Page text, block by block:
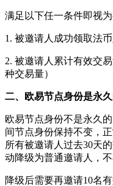
满足以下任一条件即视为
1. 被邀请人成功领取法
2. 被邀请人累计有效交
种交易量）
二、欧易节点身份是永
欧易节点身份不是永久
间节点身份保持不变，
所有被邀请人过去30天
动降级为普通邀请人，不
降级后需要再邀请10名